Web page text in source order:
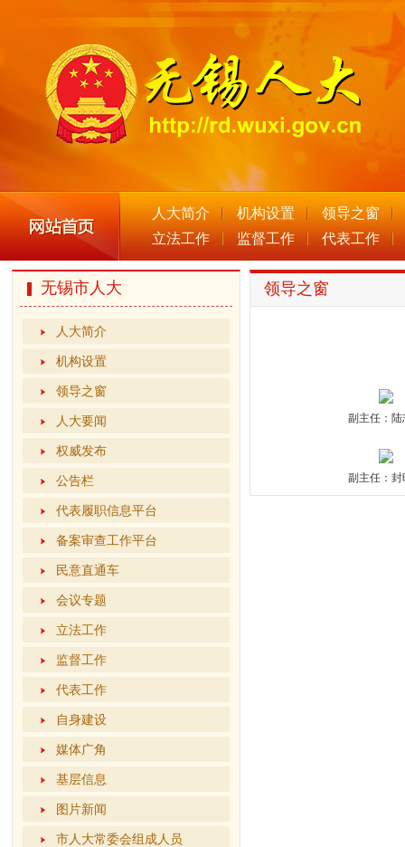
人大简介 机构设置
领导之窗
立法工作
监督工作 代表工作
无锡市人大
人大简介
机构设置
领导之窗
人大要闻
权威发布
公告栏
代表履职信息平台
备案审查工作平台
民意直通车
会议专题
立法工作
监督工作
代表工作
自身建设
媒体广角
基层信息
图片新闻
市人大常委会组成人员
领导之窗
副主任：陆
副主任：封